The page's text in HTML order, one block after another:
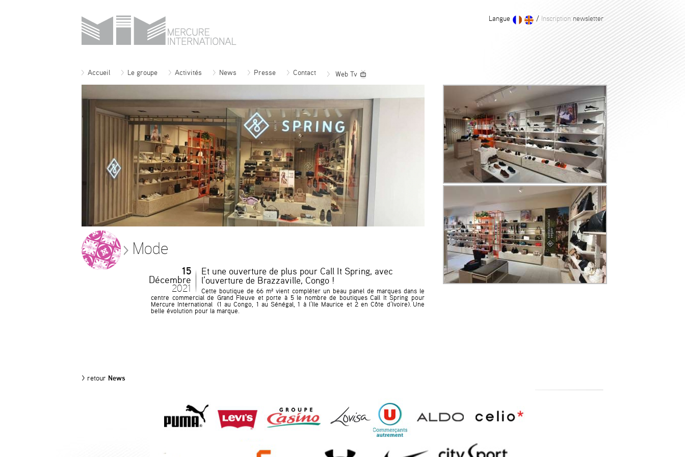
/ Inscription newsletter
Langue
Accueil Le groupe Activités News Presse Contact Web Tv
Mode
15
Décembre
2021
Et une ouverture de plus pour Call It Spring, avec
l’ouverture de Brazzaville, Congo !
Cette boutique de 66 m² vient compléter un beau panel de marques dans le
centre commercial de Grand Fleuve et porte à 5 le nombre de boutiques Call It Spring pour
Mercure International (1 au Congo, 1 au Sénégal, 1 à l’Ile Maurice et 2 en Côte d’Ivoire). Une
belle évolution pour la marque.
> retour News